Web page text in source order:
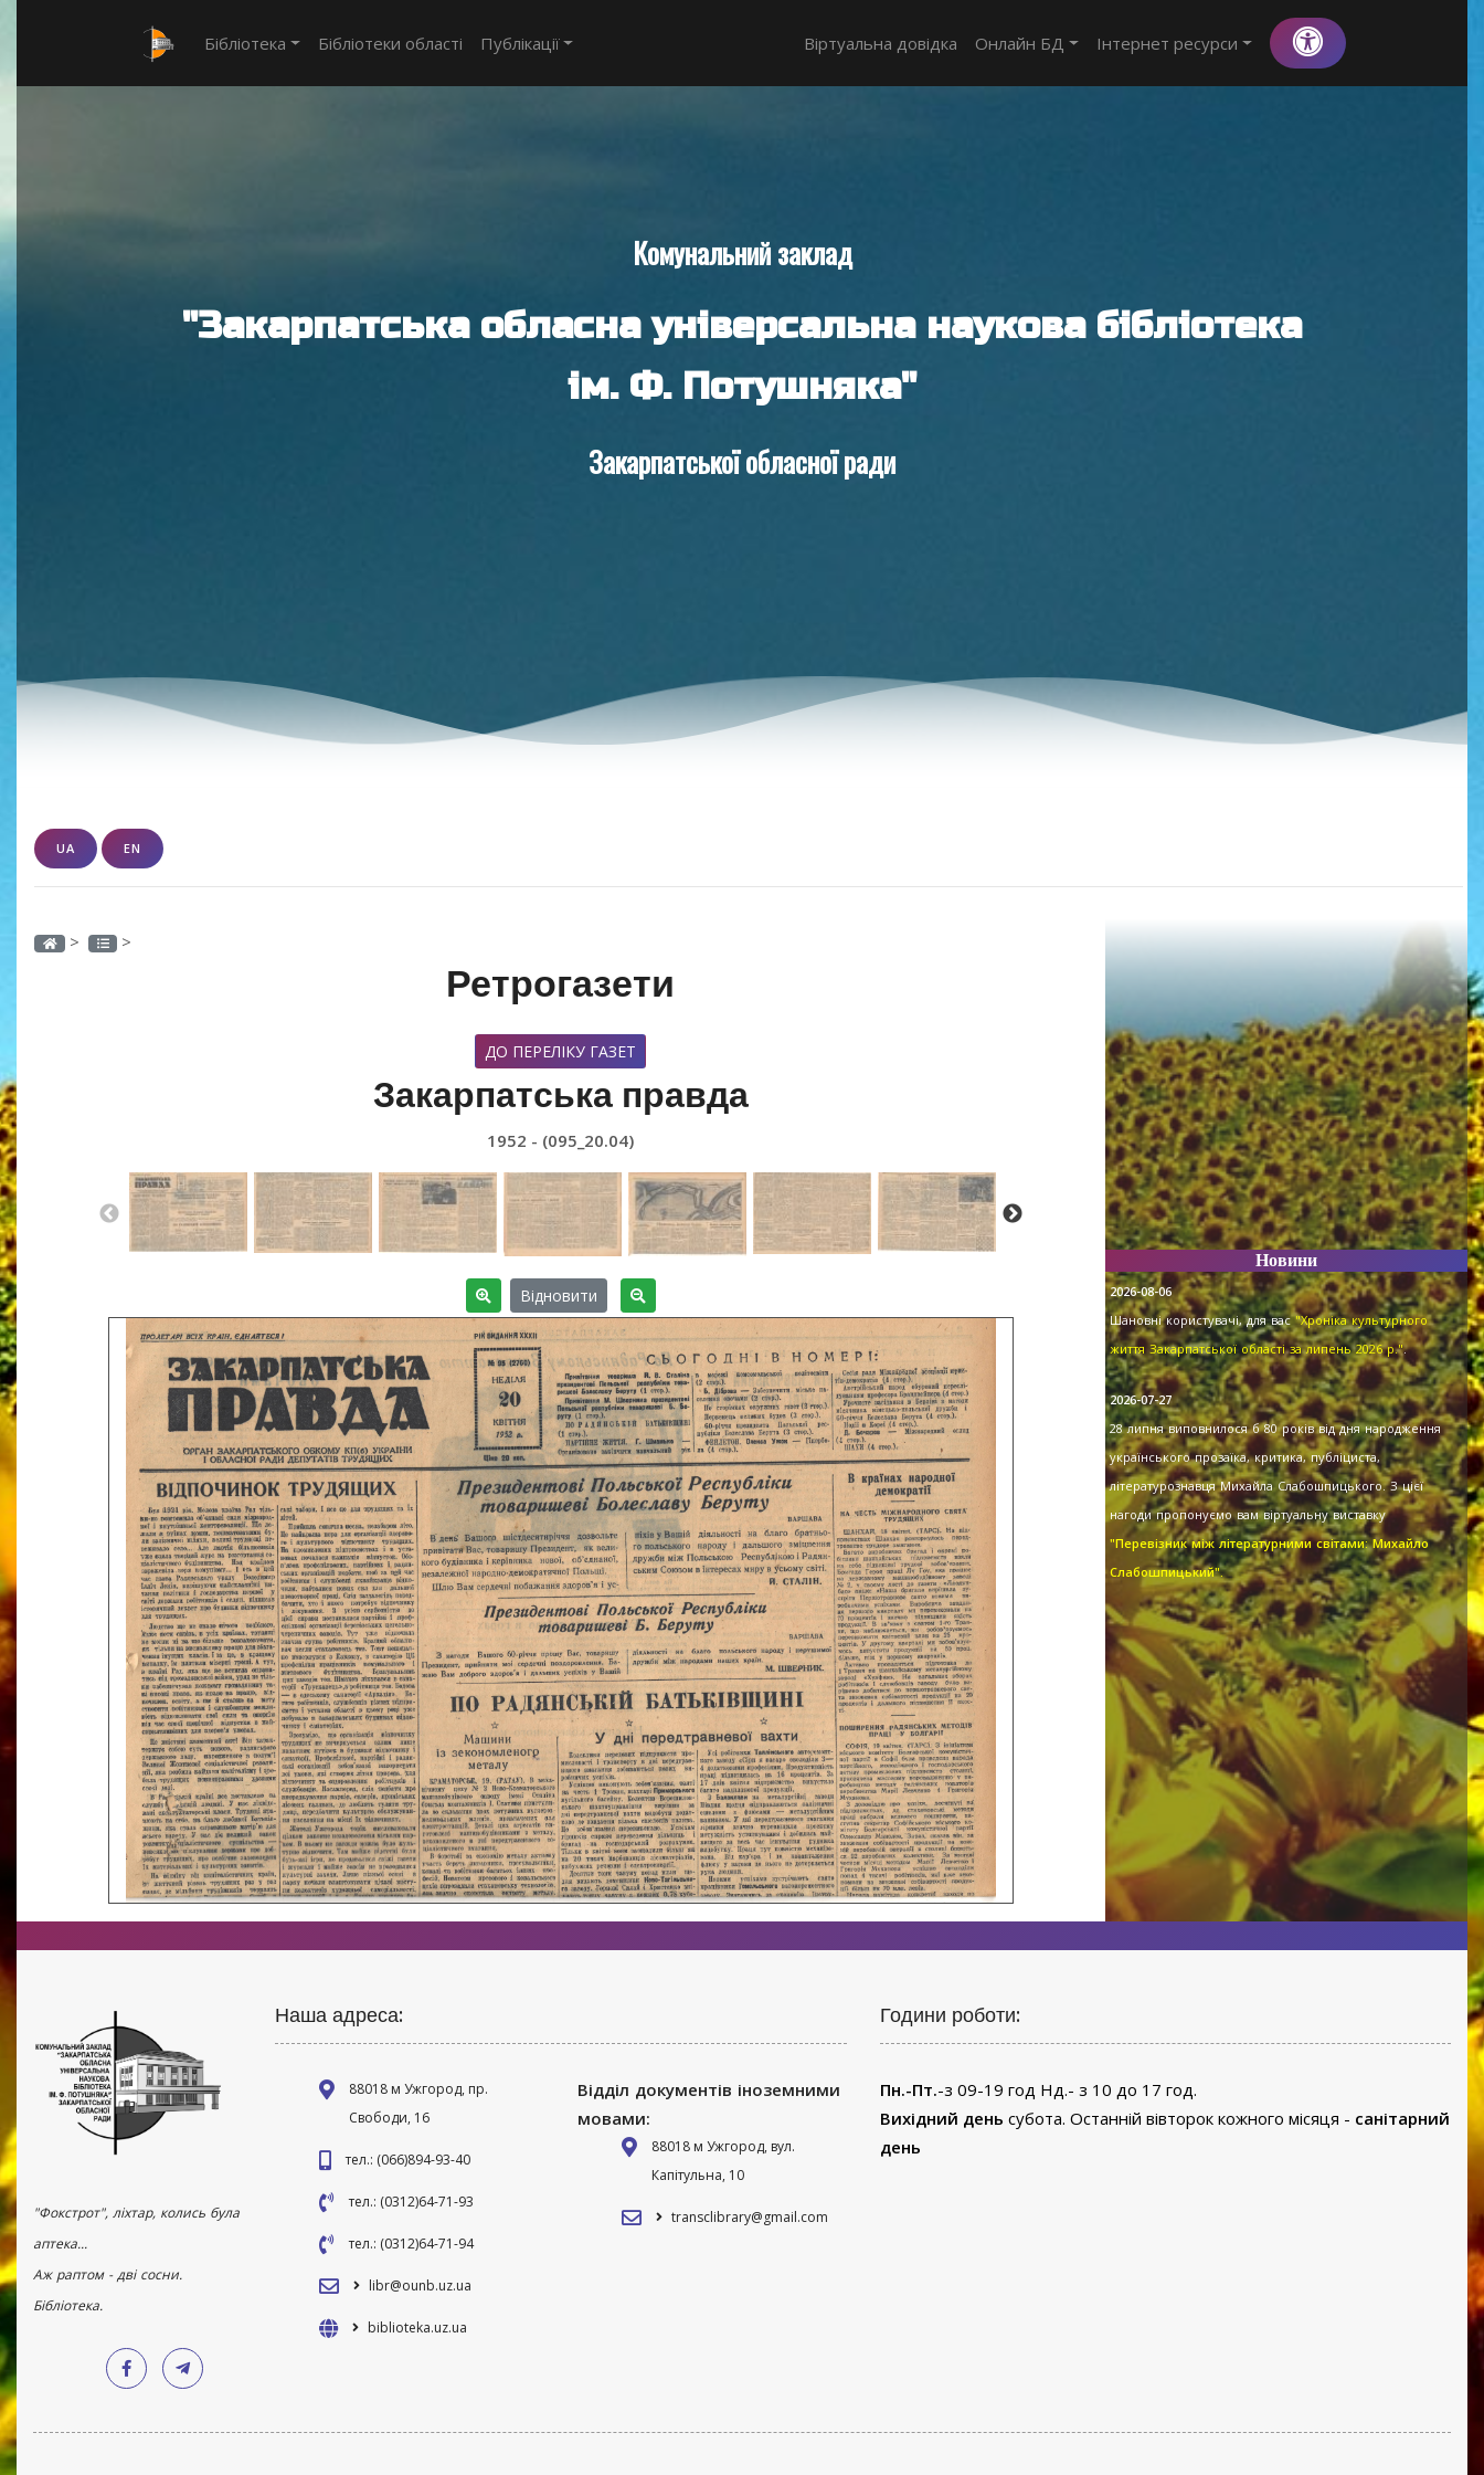
Бібліотека Бібліотеки області Публікації Віртуальна довідка Онлайн БД Інтернет ресурси
Комунальний заклад
"Закарпатська обласна універсальна наукова бібліотека
ім. Ф. Потушняка"
Закарпатської обласної ради
UA EN
> >
Ретрогазети
ДО ПЕРЕЛІКУ ГАЗЕТ
Закарпатська правда
1952 - (095_20.04)
Відновити
Новини
2026-08-06
Шановні користувачі, для вас"Хроніка культурного
життя Закарпатської області за липень 2026 р.".
2026-07-27
28 липня виповнилося б 80 років від дня народження
українського прозаїка, критика, публіциста,
літературознавця Михайла Слабошпицького. З цієї
нагоди пропонуємо вам віртуальну виставку
"Перевізник між літературними світами: Михайло
Слабошпицький".
"Фокстрот", ліхтар, колись була
аптека...
Аж раптом - дві сосни.
Бібліотека.
Наша адреса:
88018 м Ужгород, пр.
Свободи, 16
тел.: (066)894-93-40
тел.: (0312)64-71-93
тел.: (0312)64-71-94
libr@ounb.uz.ua
biblioteka.uz.ua
Відділ документів іноземними
мовами:
88018 м Ужгород, вул.
Капітульна, 10
transclibrary@gmail.com
Години роботи:
Пн.-Пт.-з 09-19 год Нд.- з 10 до 17 год.
Вихідний день субота. Останній вівторок кожного місяця - санітарний
день